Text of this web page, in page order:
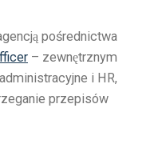
pośrednictwa
– zewnętrznym
i HR,
przepisów